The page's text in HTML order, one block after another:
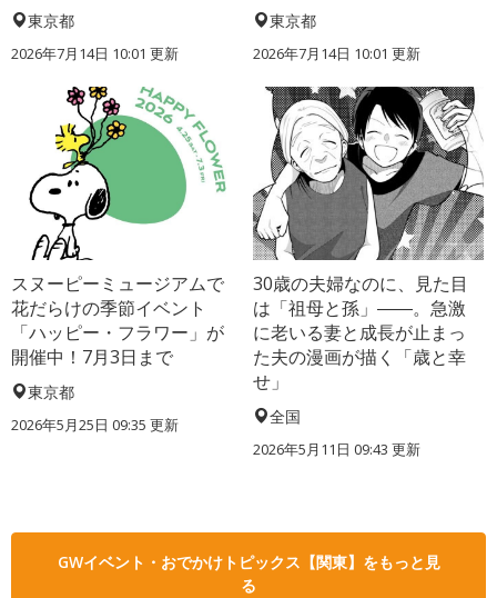
東京都
2026年7月14日 10:01 更新
東京都
2026年7月14日 10:01 更新
スヌーピーミュージアムで
花だらけの季節イベント
「ハッピー・フラワー」が
開催中！7月3日まで
東京都
2026年5月25日 09:35 更新
30歳の夫婦なのに、見た目
は「祖母と孫」――。急激
に老いる妻と成長が止まっ
た夫の漫画が描く「歳と幸
せ」
全国
2026年5月11日 09:43 更新
GWイベント・おでかけトピックス【関東】をもっと見
る